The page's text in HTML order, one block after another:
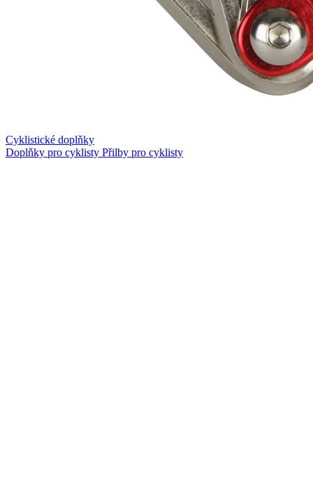
Cyklistické doplňky
Doplňky pro cyklisty Přilby pro cyklisty